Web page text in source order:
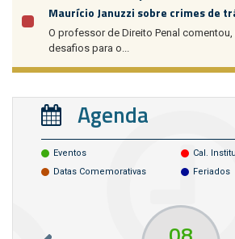
Maurício Januzzi sobre crimes de
O professor de Direito Penal
desafios para o...
Agenda
Eventos
Cal.
Datas Comemorativas
Feriados